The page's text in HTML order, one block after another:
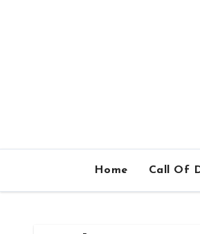
Home Call Of